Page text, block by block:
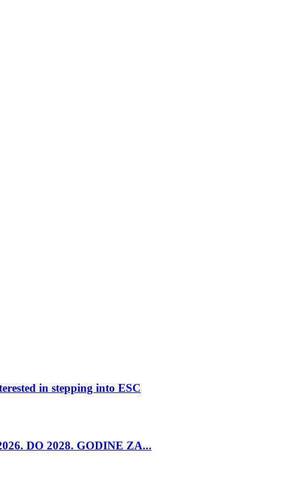
in stepping into ESC
DO 2028. GODINE ZA...